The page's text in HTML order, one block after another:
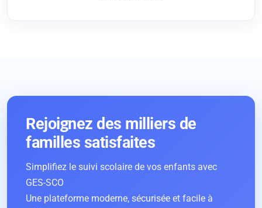
Rejoignez des milliers de
familles satisfaites
Simplifiez le suivi scolaire de vos enfants avec
GES-SCO
Une plateforme moderne, sécurisée et facile à